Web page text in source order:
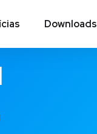
Downloads